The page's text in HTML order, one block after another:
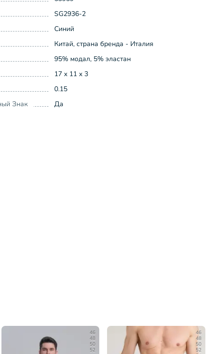
SG2936-2
Синий
Китай, страна бренда - Италия
95% модал, 5% эластан
17 x 11 x 3
0.15
Знак
Да
46
48
50
52
46
48
50
52